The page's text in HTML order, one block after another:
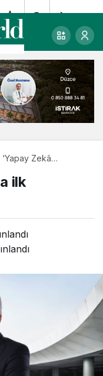
‘Yapay Zekâ
uluslararası ödül
ilk
0 Paylaş